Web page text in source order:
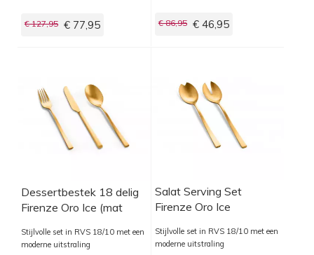
€ 127,95 € 77,95 € 86,95 € 46,95
Dessertbestek 18 delig
Firenze Oro Ice (mat
Stijlvolle set in RVS 18/10 met een
moderne uitstraling
Salat Serving Set
Firenze Oro Ice
Stijlvolle set in RVS 18/10 met een
moderne uitstraling